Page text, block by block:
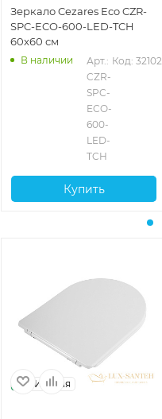
Зеркало Cezares Eco CZR-
SPC-ECO-600-LED-TCH
60x60 см
В наличии
Арт.:
CZR-
SPC-
ECO-
600-
LED-
TCH
Код: 32102
Купить
Италия